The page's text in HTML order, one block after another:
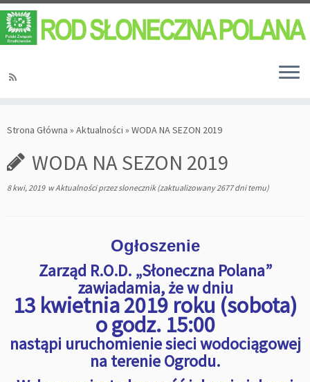
Strona Główna » Aktualności » WODA NA SEZON 2019
WODA NA SEZON 2019
8 kwi, 2019wAktualnościprzezslonecznik(zaktualizowany 2677 dni temu)
Ogłoszenie
Zarząd R.O.D. „Słoneczna Polana”
zawiadamia, że w dniu
13 kwietnia 2019 roku (sobota)
o godz. 15:00
nastąpi uruchomienie sieci wodociągowej
na terenie Ogrodu.